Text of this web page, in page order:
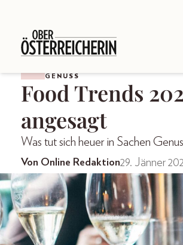
GENUSS
Food Trends
angesagt
Was tut sich heuer in Sachen
Von Online Redaktion29. Jänner